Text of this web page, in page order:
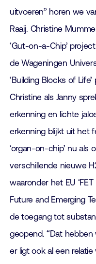
uitvoeren” horen we
Raaij. Christine
‘Gut-on-a-Chip’
de Wageningen
‘Building Blocks of
Christine als Janny
erkenning en lichte
erkenning blijkt uit het
‘organ-on-chip’ nu als
verschillende nieuwe
waaronder het EU
Future and Emerging
de toegang tot
geopend. “Dat
er ligt ook al een relatie